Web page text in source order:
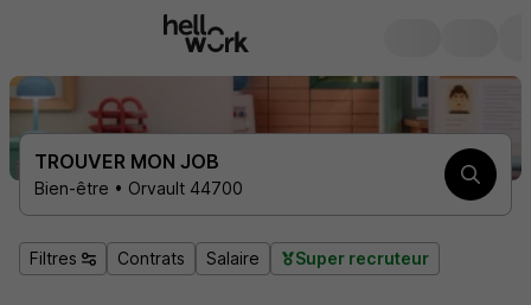
TROUVER MON JOB
Bien-être • Orvault 44700
Filtres Contrats Salaire Super recruteur